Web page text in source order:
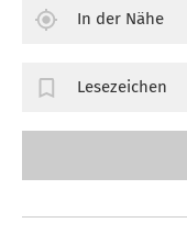
In der Nähe
Lesezeichen